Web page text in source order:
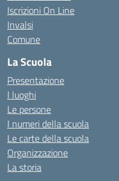
Iscrizioni On Line
Invalsi
Comune
La Scuola
Presentazione
I luoghi
Le persone
I numeri della scuola
Le carte della scuola
Organizzazione
La storia